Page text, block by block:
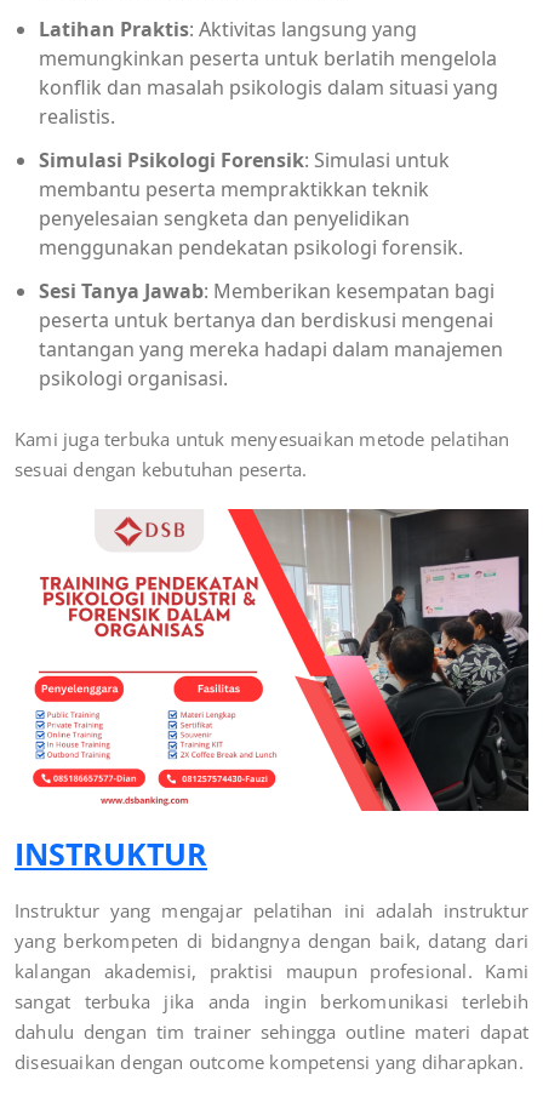
Latihan Praktis: Aktivitas langsung yang
memungkinkan peserta untuk berlatih mengelola
konflik dan masalah psikologis dalam situasi yang
realistis.
Simulasi Psikologi Forensik: Simulasi untuk
membantu peserta mempraktikkan teknik
penyelesaian sengketa dan penyelidikan
menggunakan pendekatan psikologi forensik.
Sesi Tanya Jawab: Memberikan kesempatan bagi
peserta untuk bertanya dan berdiskusi mengenai
tantangan yang mereka hadapi dalam manajemen
psikologi organisasi.
Kami juga terbuka untuk menyesuaikan metode pelatihan
sesuai dengan kebutuhan peserta.
INSTRUKTUR
Instruktur yang mengajar pelatihan ini adalah instruktur
yang berkompeten di bidangnya dengan baik, datang dari
kalangan akademisi, praktisi maupun profesional. Kami
sangat terbuka jika anda ingin berkomunikasi terlebih
dahulu dengan tim trainer sehingga outline materi dapat
disesuaikan dengan outcome kompetensi yang diharapkan.